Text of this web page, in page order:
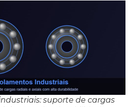
suporte de cargas